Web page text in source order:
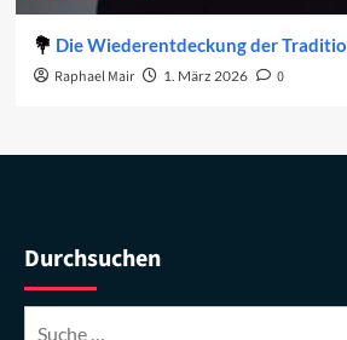
Die Wiederentdeckung der
Raphael Mair 1. März 2026 0
Durchsuchen